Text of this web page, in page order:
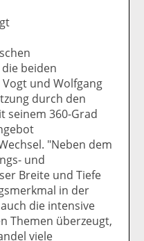
beiden
und Wolfgang
durch den
seinem 360-Grad
"Neben dem
und
Breite und Tiefe
in der
die intensive
Themen überzeugt,
viele